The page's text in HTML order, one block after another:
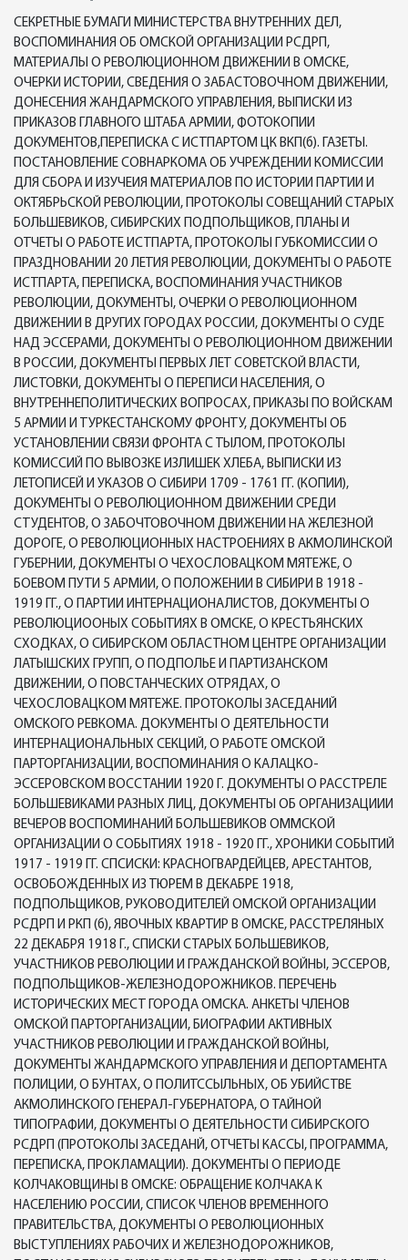
СЕКРЕТНЫЕ БУМАГИ МИНИСТЕРСТВА ВНУТРЕННИХ ДЕЛ,
ВОСПОМИНАНИЯ ОБ ОМСКОЙ ОРГАНИЗАЦИИ РСДРП,
МАТЕРИАЛЫ О РЕВОЛЮЦИОННОМ ДВИЖЕНИИ В ОМСКЕ,
ОЧЕРКИ ИСТОРИИ, СВЕДЕНИЯ О ЗАБАСТОВОЧНОМ ДВИЖЕНИИ,
ДОНЕСЕНИЯ ЖАНДАРМСКОГО УПРАВЛЕНИЯ, ВЫПИСКИ ИЗ
ПРИКАЗОВ ГЛАВНОГО ШТАБА АРМИИ, ФОТОКОПИИ
ДОКУМЕНТОВ,ПЕРЕПИСКА С ИСТПАРТОМ ЦК ВКП(б). ГАЗЕТЫ.
ПОСТАНОВЛЕНИЕ СОВНАРКОМА ОБ УЧРЕЖДЕНИИ КОМИССИИ
ДЛЯ СБОРА И ИЗУЧЕИЯ МАТЕРИАЛОВ ПО ИСТОРИИ ПАРТИИ И
ОКТЯБРЬСКОЙ РЕВОЛЮЦИИ, ПРОТОКОЛЫ СОВЕЩАНИЙ СТАРЫХ
БОЛЬШЕВИКОВ, СИБИРСКИХ ПОДПОЛЬЩИКОВ, ПЛАНЫ И
ОТЧЕТЫ О РАБОТЕ ИСТПАРТА, ПРОТОКОЛЫ ГУБКОМИССИИ О
ПРАЗДНОВАНИИ 20 ЛЕТИЯ РЕВОЛЮЦИИ, ДОКУМЕНТЫ О РАБОТЕ
ИСТПАРТА, ПЕРЕПИСКА, ВОСПОМИНАНИЯ УЧАСТНИКОВ
РЕВОЛЮЦИИ, ДОКУМЕНТЫ, ОЧЕРКИ О РЕВОЛЮЦИОННОМ
ДВИЖЕНИИ В ДРУГИХ ГОРОДАХ РОССИИ, ДОКУМЕНТЫ О СУДЕ
НАД ЭССЕРАМИ, ДОКУМЕНТЫ О РЕВОЛЮЦИОННОМ ДВИЖЕНИИ
В РОССИИ, ДОКУМЕНТЫ ПЕРВЫХ ЛЕТ СОВЕТСКОЙ ВЛАСТИ,
ЛИСТОВКИ, ДОКУМЕНТЫ О ПЕРЕПИСИ НАСЕЛЕНИЯ, О
ВНУТРЕННЕПОЛИТИЧЕСКИХ ВОПРОСАХ, ПРИКАЗЫ ПО ВОЙСКАМ
5 АРМИИ И ТУРКЕСТАНСКОМУ ФРОНТУ, ДОКУМЕНТЫ ОБ
УСТАНОВЛЕНИИ СВЯЗИ ФРОНТА С ТЫЛОМ, ПРОТОКОЛЫ
КОМИССИЙ ПО ВЫВОЗКЕ ИЗЛИШЕК ХЛЕБА, ВЫПИСКИ ИЗ
ЛЕТОПИСЕЙ И УКАЗОВ О СИБИРИ 1709 - 1761 ГГ. (КОПИИ),
ДОКУМЕНТЫ О РЕВОЛЮЦИОННОМ ДВИЖЕНИИ СРЕДИ
СТУДЕНТОВ, О ЗАБОЧТОВОЧНОМ ДВИЖЕНИИ НА ЖЕЛЕЗНОЙ
ДОРОГЕ, О РЕВОЛЮЦИОННЫХ НАСТРОЕНИЯХ В АКМОЛИНСКОЙ
ГУБЕРНИИ, ДОКУМЕНТЫ О ЧЕХОСЛОВАЦКОМ МЯТЕЖЕ, О
БОЕВОМ ПУТИ 5 АРМИИ, О ПОЛОЖЕНИИ В СИБИРИ В 1918 -
1919 ГГ., О ПАРТИИ ИНТЕРНАЦИОНАЛИСТОВ, ДОКУМЕНТЫ О
РЕВОЛЮЦИООНЫХ СОБЫТИЯХ В ОМСКЕ, О КРЕСТЬЯНСКИХ
СХОДКАХ, О СИБИРСКОМ ОБЛАСТНОМ ЦЕНТРЕ ОРГАНИЗАЦИИ
ЛАТЫШСКИХ ГРУПП, О ПОДПОЛЬЕ И ПАРТИЗАНСКОМ
ДВИЖЕНИИ, О ПОВСТАНЧЕСКИХ ОТРЯДАХ, О
ЧЕХОСЛОВАЦКОМ МЯТЕЖЕ. ПРОТОКОЛЫ ЗАСЕДАНИЙ
ОМСКОГО РЕВКОМА. ДОКУМЕНТЫ О ДЕЯТЕЛЬНОСТИ
ИНТЕРНАЦИОНАЛЬНЫХ СЕКЦИЙ, О РАБОТЕ ОМСКОЙ
ПАРТОРГАНИЗАЦИИ, ВОСПОМИНАНИЯ О КАЛАЦКО-
ЭССЕРОВСКОМ ВОССТАНИИ 1920 Г. ДОКУМЕНТЫ О РАССТРЕЛЕ
БОЛЬШЕВИКАМИ РАЗНЫХ ЛИЦ, ДОКУМЕНТЫ ОБ ОРГАНИЗАЦИИИ
ВЕЧЕРОВ ВОСПОМИНАНИЙ БОЛЬШЕВИКОВ ОММСКОЙ
ОРГАНИЗАЦИИ О СОБЫТИЯХ 1918 - 1920 ГГ., ХРОНИКИ СОБЫТИЙ
1917 - 1919 ГГ. СПСИСКИ: КРАСНОГВАРДЕЙЦЕВ, АРЕСТАНТОВ,
ОСВОБОЖДЕННЫХ ИЗ ТЮРЕМ В ДЕКАБРЕ 1918,
ПОДПОЛЬЩИКОВ, РУКОВОДИТЕЛЕЙ ОМСКОЙ ОРГАНИЗАЦИИ
РСДРП И РКП (б), ЯВОЧНЫХ КВАРТИР В ОМСКЕ, РАССТРЕЛЯНЫХ
22 ДЕКАБРЯ 1918 Г., СПИСКИ СТАРЫХ БОЛЬШЕВИКОВ,
УЧАСТНИКОВ РЕВОЛЮЦИИ И ГРАЖДАНСКОЙ ВОЙНЫ, ЭССЕРОВ,
ПОДПОЛЬЩИКОВ-ЖЕЛЕЗНОДОРОЖНИКОВ. ПЕРЕЧЕНЬ
ИСТОРИЧЕСКИХ МЕСТ ГОРОДА ОМСКА. АНКЕТЫ ЧЛЕНОВ
ОМСКОЙ ПАРТОРГАНИЗАЦИИ, БИОГРАФИИ АКТИВНЫХ
УЧАСТНИКОВ РЕВОЛЮЦИИ И ГРАЖДАНСКОЙ ВОЙНЫ,
ДОКУМЕНТЫ ЖАНДАРМСКОГО УПРАВЛЕНИЯ И ДЕПОРТАМЕНТА
ПОЛИЦИИ, О БУНТАХ, О ПОЛИТССЫЛЬНЫХ, ОБ УБИЙСТВЕ
АКМОЛИНСКОГО ГЕНЕРАЛ-ГУБЕРНАТОРА, О ТАЙНОЙ
ТИПОГРАФИИ, ДОКУМЕНТЫ О ДЕЯТЕЛЬНОСТИ СИБИРСКОГО
РСДРП (ПРОТОКОЛЫ ЗАСЕДАНЙ, ОТЧЕТЫ КАССЫ, ПРОГРАММА,
ПЕРЕПИСКА, ПРОКЛАМАЦИИ). ДОКУМЕНТЫ О ПЕРИОДЕ
КОЛЧАКОВЩИНЫ В ОМСКЕ: ОБРАЩЕНИЕ КОЛЧАКА К
НАСЕЛЕНИЮ РОССИИ, СПИСОК ЧЛЕНОВ ВРЕМЕННОГО
ПРАВИТЕЛЬСТВА, ДОКУМЕНТЫ О РЕВОЛЮЦИОННЫХ
ВЫСТУПЛЕНИЯХ РАБОЧИХ И ЖЕЛЕЗНОДОРОЖНИКОВ,